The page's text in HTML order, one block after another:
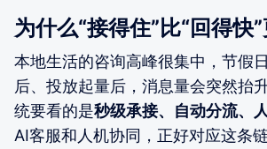
为什么“接得住”比“回得快
本地生活的咨询高峰很集中，节假
后、投放起量后，消息量会突然抬
统要看的是秒级承接、自动分流、
AI客服和人机协同，正好对应这条